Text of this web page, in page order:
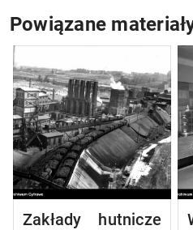
Powiązane
Zakłady hutnicze